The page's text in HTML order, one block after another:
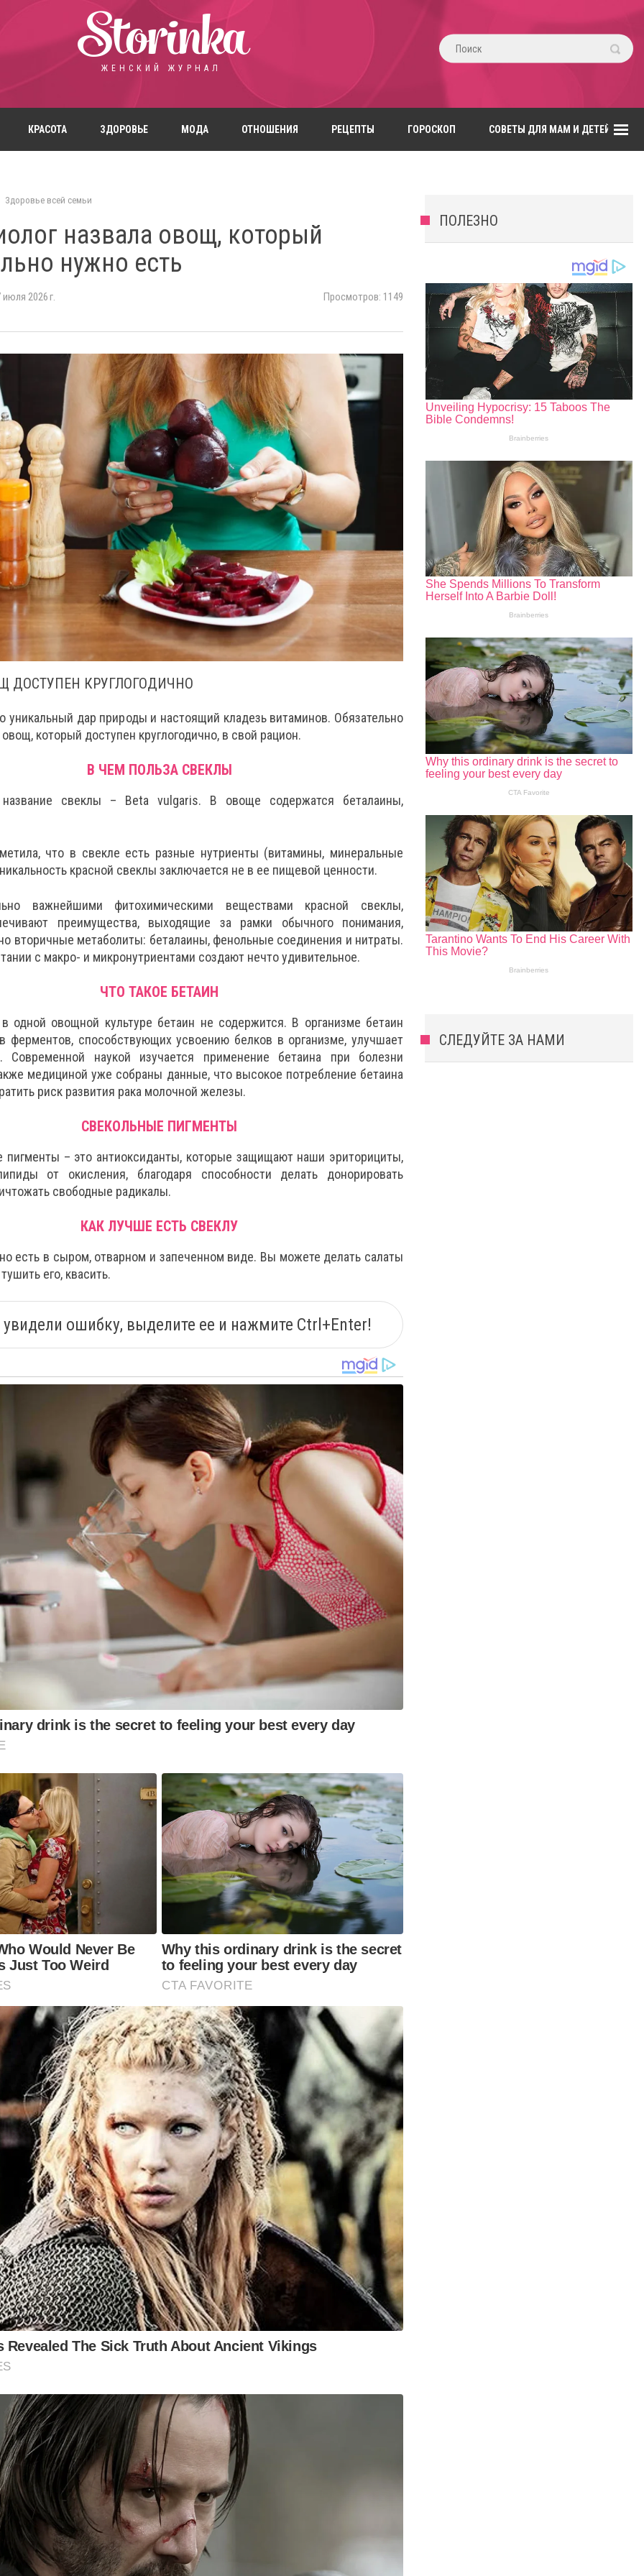
Storinka
ЖЕНСКИЙ ЖУРНАЛ
КРАСОТА ЗДОРОВЬЕ МОДА ОТНОШЕНИЯ РЕЦЕПТЫ ГОРОСКОП СОВЕТЫ ДЛЯ МАМ И ДЕТЕЙ
Здоровье всей семьи
назвала овощ, который
нужно есть
2026 г. Просмотров: 1149
ДОСТУПЕН КРУГЛОГОДИЧНО
уникальный дар природы и настоящий кладезь витаминов. Обязательно
который доступен круглогодично, в свой рацион.
В ЧЕМ ПОЛЬЗА СВЕКЛЫ
название свеклы – Beta vulgaris. В овоще содержатся беталаины,
что в свекле есть разные нутриенты (витамины, минеральные
красной свеклы заключается не в ее пищевой ценности.
важнейшими фитохимическими веществами красной свеклы,
преимущества, выходящие за рамки обычного понимания,
вторичные метаболиты: беталаины, фенольные соединения и нитраты.
с макро- и микронутриентами создают нечто удивительное.
ЧТО ТАКОЕ БЕТАИН
одной овощной культуре бетаин не содержится. В организме бетаин
ферментов, способствующих усвоению белков в организме, улучшает
Современной наукой изучается применение бетаина при болезни
медициной уже собраны данные, что высокое потребление бетаина
риск развития рака молочной железы.
СВЕКОЛЬНЫЕ ПИГМЕНТЫ
пигменты – это антиоксиданты, которые защищают наши эриторициты,
от окисления, благодаря способности делать донорировать
свободные радикалы.
КАК ЛУЧШЕ ЕСТЬ СВЕКЛУ
есть в сыром, отварном и запеченном виде. Вы можете делать салаты
его, квасить.
увидели ошибку, выделите ее и нажмите Ctrl+Enter!
drink is the secret to feeling your best every day
Would Never Be
Just Too Weird
Why this ordinary drink is the secret
to feeling your best every day
CTA FAVORITE
Revealed The Sick Truth About Ancient Vikings
ПОЛЕЗНО
СЛЕДУЙТЕ ЗА НАМИ